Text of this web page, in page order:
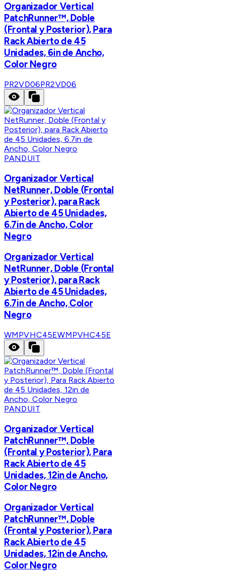
Organizador Vertical
PatchRunner™, Doble
(Frontal y Posterior), Para
Rack Abierto de 45
Unidades, 6in de Ancho,
Color Negro
PR2VD06PR2VD06
PANDUIT
Organizador Vertical
NetRunner, Doble (Frontal
y Posterior), para Rack
Abierto de 45 Unidades,
6.7in de Ancho, Color
Negro
Organizador Vertical
NetRunner, Doble (Frontal
y Posterior), para Rack
Abierto de 45 Unidades,
6.7in de Ancho, Color
Negro
WMPVHC45EWMPVHC45E
PANDUIT
Organizador Vertical
PatchRunner™, Doble
(Frontal y Posterior), Para
Rack Abierto de 45
Unidades, 12in de Ancho,
Color Negro
Organizador Vertical
PatchRunner™, Doble
(Frontal y Posterior), Para
Rack Abierto de 45
Unidades, 12in de Ancho,
Color Negro